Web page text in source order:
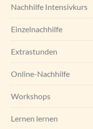
Nachhilfe Intensivkurs
Einzel­nachhilfe
Extrastunden
Online-Nachhilfe
Workshops
Lernen lernen